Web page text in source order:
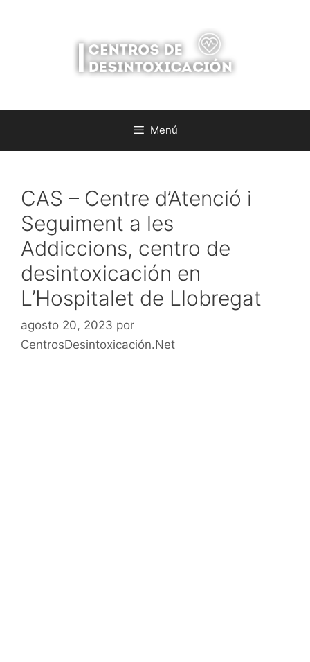
Menú
CAS – Centre d’Atenció i
Seguiment a les
Addiccions, centro de
desintoxicación en
L’Hospitalet de Llobregat
agosto 20, 2023 por
CentrosDesintoxicación.Net